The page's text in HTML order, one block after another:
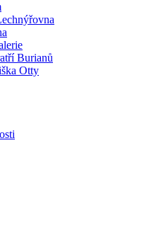
Burianů
Otty